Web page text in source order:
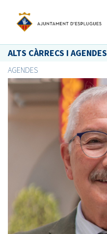
ALTS CÀRRECS I AGENDES
AGENDES